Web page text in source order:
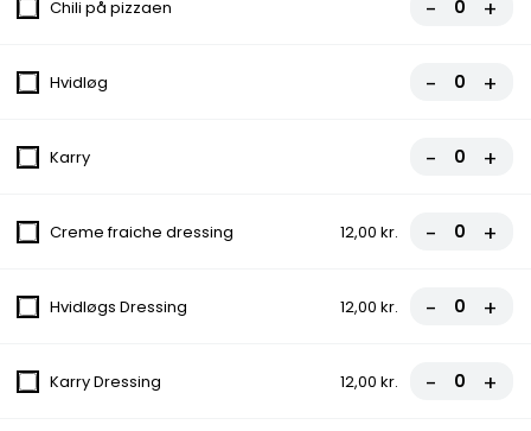
Cocktailpølser, Creme fraiche og salat, Røget laks,
Frokost Tilbud kl. 11:00 - 15:00
Icebergsalat, Agurk, Tomat
45,00 kr.
Salat Pizza
Chili på pizzaen - +
Hvidløg - +
Karry - +
Creme fraiche dressing 12,00 kr. - +
Hvidløgs Dressing 12,00 kr. - +
Karry Dressing 12,00 kr. - +